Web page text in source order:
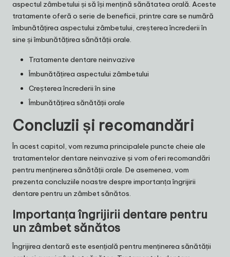
aspectul zâmbetului și să își mențină sănătatea orală. Aceste
tratamente oferă o serie de beneficii, printre care se numără
îmbunătățirea aspectului zâmbetului, creșterea încrederii în
sine și îmbunătățirea sănătății orale.
Tratamente dentare neinvazive
Îmbunătățirea aspectului zâmbetului
Creșterea încrederii în sine
Îmbunătățirea sănătății orale
Concluzii și recomandări
În acest capitol, vom rezuma principalele puncte cheie ale
tratamentelor dentare neinvazive și vom oferi recomandări
pentru menținerea sănătății orale. De asemenea, vom
prezenta concluziile noastre despre importanța îngrijirii
dentare pentru un zâmbet sănătos.
Importanța îngrijirii dentare pentru
un zâmbet sănătos
Îngrijirea dentară este esențială pentru menținerea sănătății